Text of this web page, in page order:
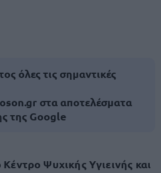
όλες τις σημαντικές
στα αποτελέσματα
της Google
Κέντρο Ψυχικής Υγιεινής και